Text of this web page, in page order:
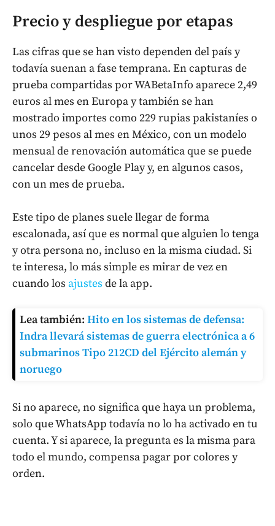
Precio y despliegue por etapas
Las cifras que se han visto dependen del país y
todavía suenan a fase temprana. En capturas de
prueba compartidas por WABetaInfo aparece 2,49
euros al mes en Europa y también se han
mostrado importes como 229 rupias pakistaníes o
unos 29 pesos al mes en México, con un modelo
mensual de renovación automática que se puede
cancelar desde Google Play y, en algunos casos,
con un mes de prueba.
Este tipo de planes suele llegar de forma
escalonada, así que es normal que alguien lo tenga
y otra persona no, incluso en la misma ciudad. Si
te interesa, lo más simple es mirar de vez en
cuando los ajustes de la app.
Lea también: Hito en los sistemas de defensa:
Indra llevará sistemas de guerra electrónica a 6
submarinos Tipo 212CD del Ejército alemán y
noruego
Si no aparece, no significa que haya un problema,
solo que WhatsApp todavía no lo ha activado en tu
cuenta. Y si aparece, la pregunta es la misma para
todo el mundo, compensa pagar por colores y
orden.